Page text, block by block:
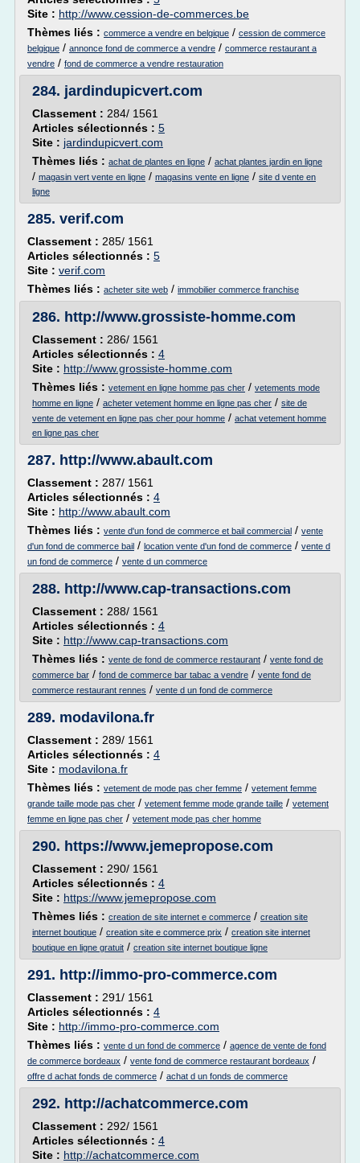
Site : http://www.cession-de-commerces.be
Thèmes liés : commerce a vendre en belgique / cession de commerce
belgique / annonce fond de commerce a vendre / commerce restaurant a
vendre / fond de commerce a vendre restauration
284. jardindupicvert.com
Classement : 284/ 1561
Articles sélectionnés : 5
Site : jardindupicvert.com
Thèmes liés : achat de plantes en ligne / achat plantes jardin en ligne
/ magasin vert vente en ligne / magasins vente en ligne / site d vente en
ligne
285. verif.com
Classement : 285/ 1561
Articles sélectionnés : 5
Site : verif.com
Thèmes liés : acheter site web / immobilier commerce franchise
286. http://www.grossiste-homme.com
Classement : 286/ 1561
Articles sélectionnés : 4
Site : http://www.grossiste-homme.com
Thèmes liés : vetement en ligne homme pas cher / vetements mode
homme en ligne / acheter vetement homme en ligne pas cher / site de
vente de vetement en ligne pas cher pour homme / achat vetement homme
en ligne pas cher
287. http://www.abault.com
Classement : 287/ 1561
Articles sélectionnés : 4
Site : http://www.abault.com
Thèmes liés : vente d'un fond de commerce et bail commercial / vente
d'un fond de commerce bail / location vente d'un fond de commerce / vente d
un fond de commerce / vente d un commerce
288. http://www.cap-transactions.com
Classement : 288/ 1561
Articles sélectionnés : 4
Site : http://www.cap-transactions.com
Thèmes liés : vente de fond de commerce restaurant / vente fond de
commerce bar / fond de commerce bar tabac a vendre / vente fond de
commerce restaurant rennes / vente d un fond de commerce
289. modavilona.fr
Classement : 289/ 1561
Articles sélectionnés : 4
Site : modavilona.fr
Thèmes liés : vetement de mode pas cher femme / vetement femme
grande taille mode pas cher / vetement femme mode grande taille / vetement
femme en ligne pas cher / vetement mode pas cher homme
290. https://www.jemepropose.com
Classement : 290/ 1561
Articles sélectionnés : 4
Site : https://www.jemepropose.com
Thèmes liés : creation de site internet e commerce / creation site
internet boutique / creation site e commerce prix / creation site internet
boutique en ligne gratuit / creation site internet boutique ligne
291. http://immo-pro-commerce.com
Classement : 291/ 1561
Articles sélectionnés : 4
Site : http://immo-pro-commerce.com
Thèmes liés : vente d un fond de commerce / agence de vente de fond
de commerce bordeaux / vente fond de commerce restaurant bordeaux /
offre d achat fonds de commerce / achat d un fonds de commerce
292. http://achatcommerce.com
Classement : 292/ 1561
Articles sélectionnés : 4
Site : http://achatcommerce.com